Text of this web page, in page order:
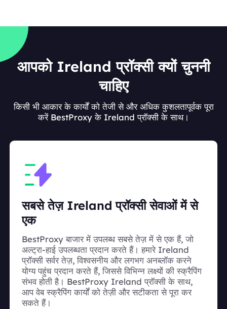
आपको Ireland प्रॉक्सी क्यों चुननी
चाहिए
किसी भी आकार के कार्यों को तेजी से और अधिक कुशलतापूर्वक पूरा
करें BestProxy के Ireland प्रॉक्सी के साथ।
सबसे तेज़ Ireland प्रॉक्सी सेवाओं में से
एक
BestProxy बाजार में उपलब्ध सबसे तेज़ में से एक हैं, जो
अल्ट्रा-हाई उपलब्धता प्रदान करते हैं। हमारे Ireland
प्रॉक्सी सर्वर तेज़, विश्वसनीय और लगभग अनब्लॉक करने
योग्य पहुंच प्रदान करते हैं, जिससे विभिन्न लक्ष्यों की स्क्रैपिंग
संभव होती है। BestProxy Ireland प्रॉक्सी के साथ,
आप वेब स्क्रैपिंग कार्यों को तेज़ी और सटीकता से पूरा कर
सकते हैं।